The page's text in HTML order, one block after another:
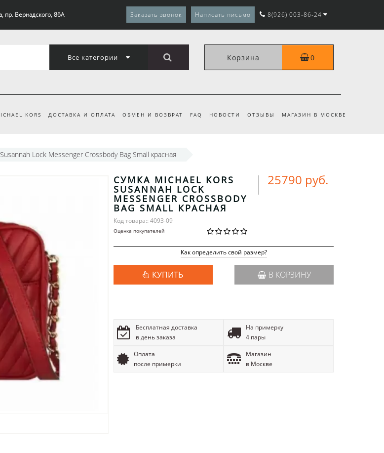
пр. Вернадского, 86А Заказать звонок Написать письмо 8(926) 003-86-24
Все категории Корзина 0
KORS ДОСТАВКА И ОПЛАТА ОБМЕН И ВОЗВРАТ FAQ НОВОСТИ ОТЗЫВЫ МАГАЗИН В МОСКВЕ
Lock Messenger Crossbody Bag Small красная
СУМКА MICHAEL KORS
SUSANNAH LOCK
MESSENGER CROSSBODY
BAG SMALL КРАСНАЯ
Код товара:: 4093-09
Оценка покупателей
25790 руб.
Как определить свой размер?
КУПИТЬ В КОРЗИНУ
Бесплатная доставка
в день заказа
На примерку
4 пары
Оплата
после примерки
Магазин
в Москве